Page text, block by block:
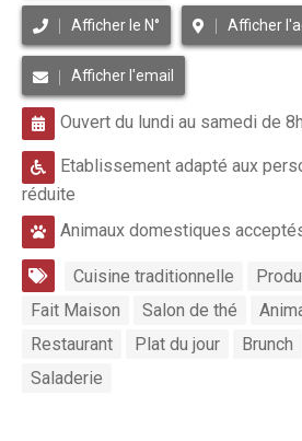
Afficher le N° Afficher
Afficher l'email
Ouvert du lundi au samedi de
Etablissement adapté aux
réduite
Animaux domestiques
Cuisine traditionnelle
Fait Maison
Salon de thé
Restaurant
Plat du jour Brunch
Saladerie